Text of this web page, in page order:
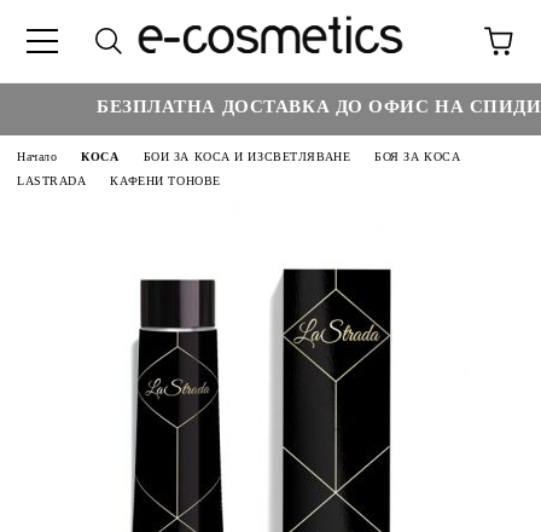
БЕЗПЛАТНА ДОСТАВКА ДО ОФИС НА СПИДИ
Начало КОСА БОИ ЗА КОСА И ИЗСВЕТЛЯВАНЕ
БОЯ ЗА КОСА
LASTRADA
КАФЕНИ ТОНОВЕ